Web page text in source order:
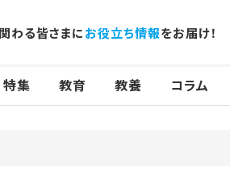
わる皆さまにお役立ち情報をお届け！
特集 教育 教養 コラム